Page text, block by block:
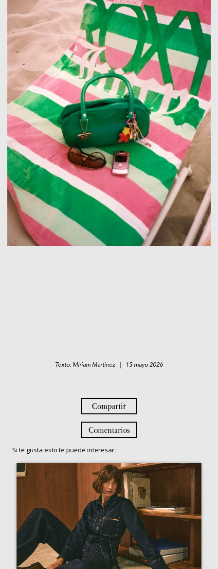
Texto: Miriam Martinez | 15 mayo 2026
Compartir
Comentarios
Si te gusta esto te puede interesar: